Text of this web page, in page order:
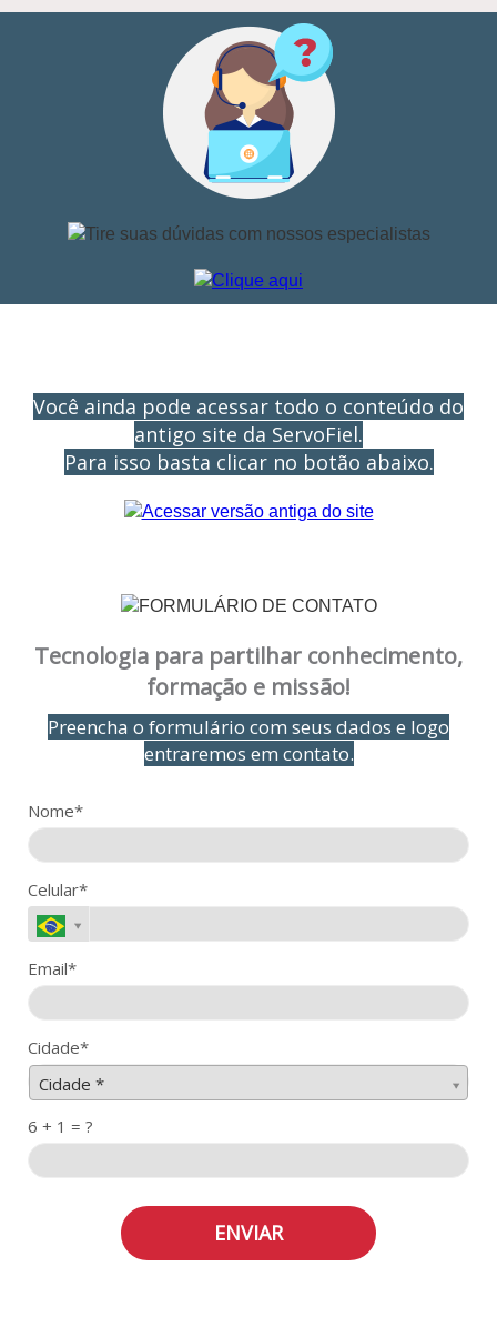
Você ainda pode acessar todo o conteúdo do
antigo site da ServoFiel.
Para isso basta clicar no botão abaixo.
Tecnologia para partilhar conhecimento,
formação e missão!
Preencha o formulário com seus dados e logo
entraremos em contato.
Nome*
Celular*
Email*
Cidade*
Cidade *
Cidade*
6 + 1 = ?
ENVIAR